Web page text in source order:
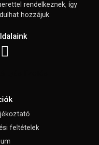
rendelkeznek, így
hozzájuk.
feltételek